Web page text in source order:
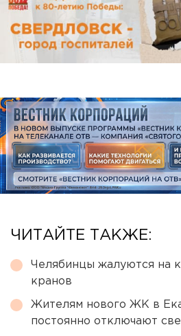
ЧИТАЙТЕ ТАКЖЕ:
Челябинцы жалуются на
кранов
Жителям нового ЖК в
постоянно отключают